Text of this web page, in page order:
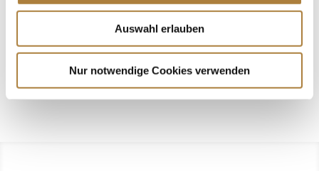
Auswahl erlauben
Nur notwendige Cookies verwenden
Dietmar Gugler
Pfungstadt